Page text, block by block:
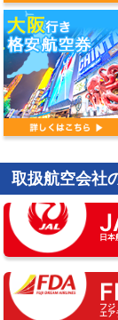
取扱航空会社
日本
フジ
エア